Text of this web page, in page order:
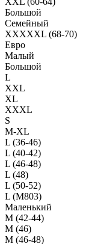
Большой
Семейный
XXXXXL (68-70)
Евро
Малый
Большой
L
XXL
XL
XXXL
S
M-XL
L (36-46)
L (40-42)
L (46-48)
L (48)
L (50-52)
L (M803)
Маленький
М (42-44)
M (46)
M (46-48)